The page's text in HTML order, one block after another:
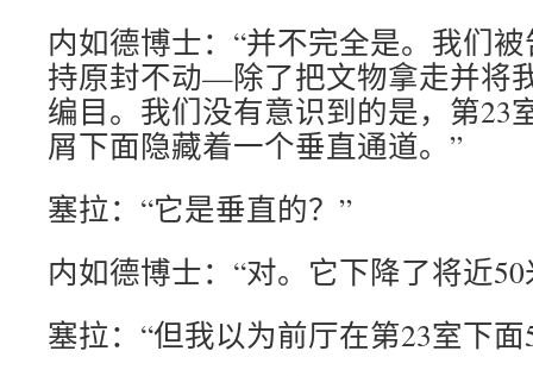
内如德博士：“并不完全是。我们
持原封不动—除了把文物拿走并将
编目。我们没有意识到的是，第23
屑下面隐藏着一个垂直通道。”
塞拉：“它是垂直的？”
内如德博士：“对。它下降了将近
塞拉：“但我以为前厅在第23室下